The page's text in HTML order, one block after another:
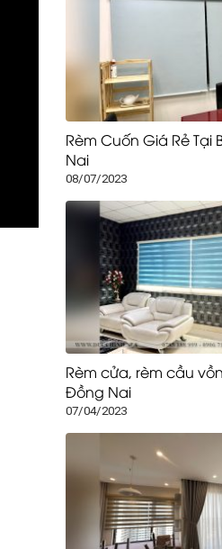
Rèm Cuốn Giá Rẻ Tại
Nai
08/07/2023
Rèm cửa, rèm cầu
Đồng Nai
07/04/2023